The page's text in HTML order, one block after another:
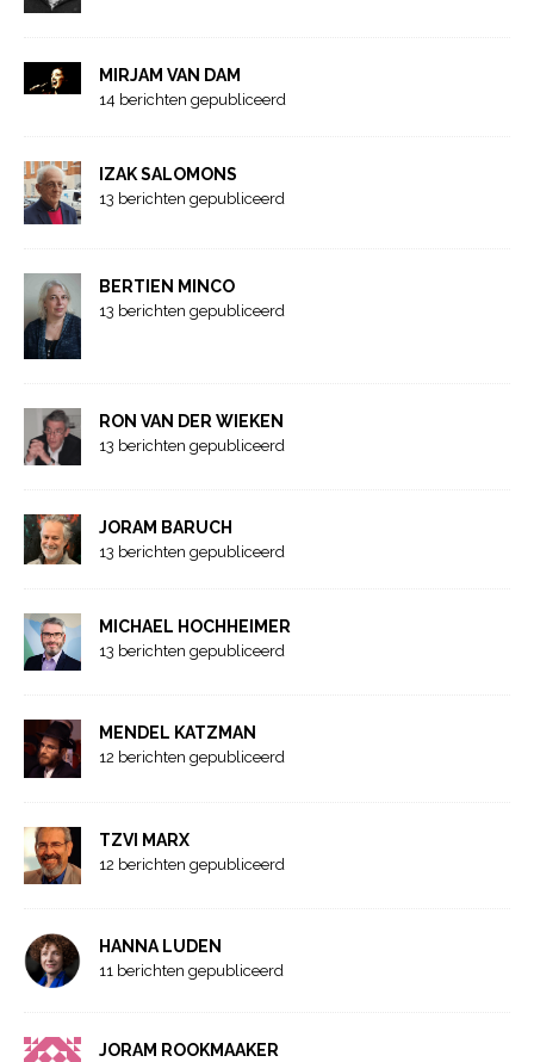
MIRJAM VAN DAM
14 berichten gepubliceerd
IZAK SALOMONS
13 berichten gepubliceerd
BERTIEN MINCO
13 berichten gepubliceerd
RON VAN DER WIEKEN
13 berichten gepubliceerd
JORAM BARUCH
13 berichten gepubliceerd
MICHAEL HOCHHEIMER
13 berichten gepubliceerd
MENDEL KATZMAN
12 berichten gepubliceerd
TZVI MARX
12 berichten gepubliceerd
HANNA LUDEN
11 berichten gepubliceerd
JORAM ROOKMAAKER